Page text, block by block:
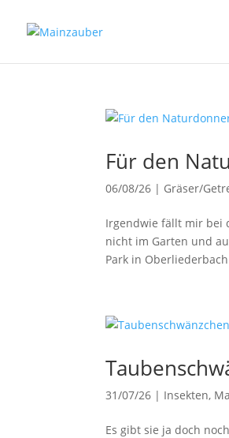
Für den
06/08/26 | Gräser/
Irgendwie fällt mir bei
nicht im Garten und
Park in
31/07/26 | Insekten,
Es gibt sie ja doch